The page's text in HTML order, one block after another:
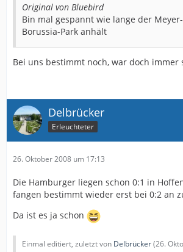
Original von Bluebird
Bin mal gespannt wie lange der
Borussia-Park anhält
Bei uns bestimmt noch, war doch immer
Delbrücker
Erleuchteter
26. Oktober 2008 um 17:13
Die Hamburger liegen schon 0:1 in
fangen bestimmt wieder erst bei 0:2 an
Da ist es ja schon
Einmal editiert, zuletzt von Delbrücker(26.